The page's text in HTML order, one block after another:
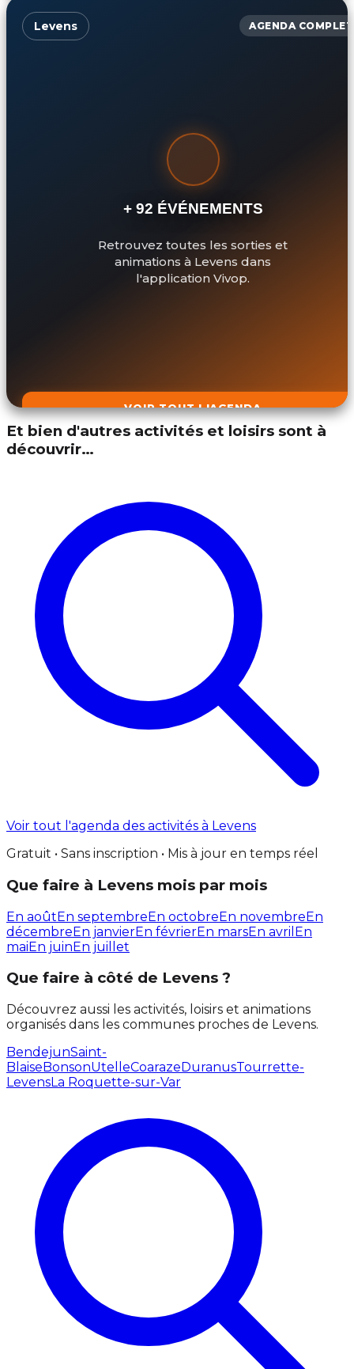
Levens AGENDA COMPLET
+ 92 ÉVÉNEMENTS
Retrouvez toutes les sorties et
animations à Levens dans
l'application Vivop.
VOIR TOUT L'AGENDA
Et bien d'autres activités et loisirs sont à
découvrir…
Voir tout l'agenda des activités à Levens
Gratuit • Sans inscription • Mis à jour en temps réel
Que faire à Levens mois par mois
En aoûtEn septembreEn octobreEn novembreEn
décembreEn janvierEn févrierEn marsEn avril En
maiEn juinEn juillet
Que faire à côté de Levens ?
Découvrez aussi les activités, loisirs et animations
organisés dans les communes proches de Levens.
BendejunSaint-
BlaiseBonsonUtelleCoarazeDuranusTourrette-
LevensLa Roquette-sur-Var